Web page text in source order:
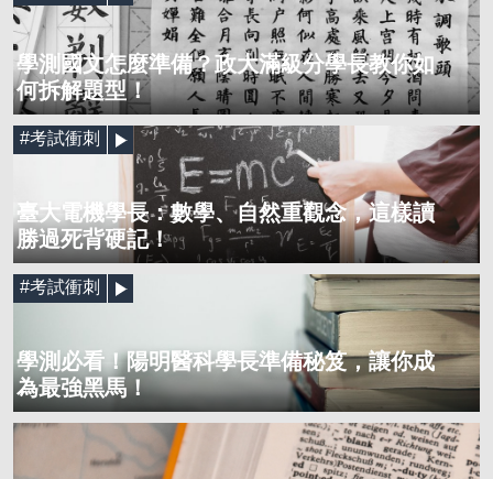
學測國文怎麼準備？政大滿級分學長教你如
何拆解題型！
臺大電機學長：數學、自然重觀念，這樣讀
勝過死背硬記！
#考試衝刺
學測必看！陽明醫科學長準備秘笈，讓你成
為最強黑馬！
#考試衝刺